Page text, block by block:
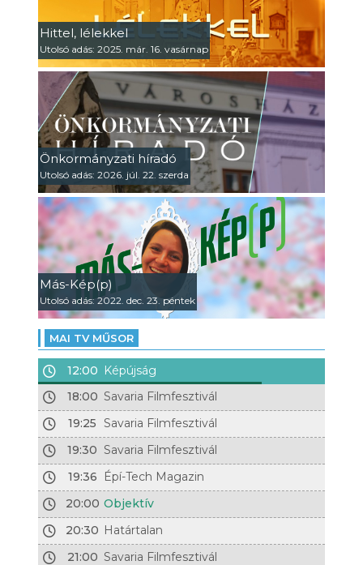
Hittel, lélekkel
Utolsó adás: 2025. már. 16. vasárnap
Önkormányzati híradó
Utolsó adás: 2026. júl. 22. szerda
Más-Kép(p)
Utolsó adás: 2022. dec. 23. péntek
MAI TV MŰSOR
12:00 Képújság
18:00 Savaria Filmfesztivál
19:25 Savaria Filmfesztivál
19:30 Savaria Filmfesztivál
19:36
Épí-Tech Magazin
20:00 Objektív
20:30 Határtalan
21:00 Savaria Filmfesztivál